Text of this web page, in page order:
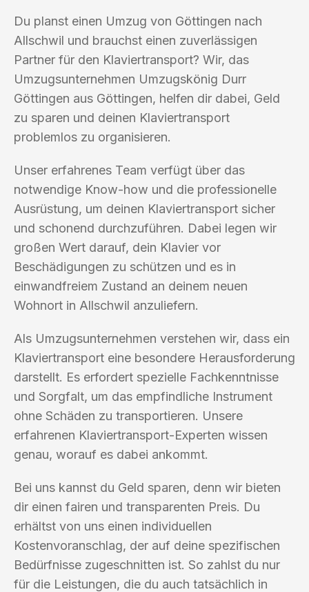
Du planst einen Umzug von Göttingen nach
Allschwil und brauchst einen zuverlässigen
Partner für den Klaviertransport? Wir, das
Umzugsunternehmen Umzugskönig Durr
Göttingen aus Göttingen, helfen dir dabei, Geld
zu sparen und deinen Klaviertransport
problemlos zu organisieren.
Unser erfahrenes Team verfügt über das
notwendige Know-how und die professionelle
Ausrüstung, um deinen Klaviertransport sicher
und schonend durchzuführen. Dabei legen wir
großen Wert darauf, dein Klavier vor
Beschädigungen zu schützen und es in
einwandfreiem Zustand an deinem neuen
Wohnort in Allschwil anzuliefern.
Als Umzugsunternehmen verstehen wir, dass ein
Klaviertransport eine besondere Herausforderung
darstellt. Es erfordert spezielle Fachkenntnisse
und Sorgfalt, um das empfindliche Instrument
ohne Schäden zu transportieren. Unsere
erfahrenen Klaviertransport-Experten wissen
genau, worauf es dabei ankommt.
Bei uns kannst du Geld sparen, denn wir bieten
dir einen fairen und transparenten Preis. Du
erhältst von uns einen individuellen
Kostenvoranschlag, der auf deine spezifischen
Bedürfnisse zugeschnitten ist. So zahlst du nur
für die Leistungen, die du auch tatsächlich in